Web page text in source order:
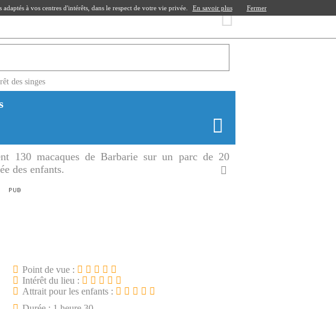
des singes
130 macaques de Barbarie sur un parc de 20
des enfants.
Point de vue :
Intérêt du lieu :
Attrait pour les enfants :
à vos centres d'intérêts, dans le respect de votre vie privée. En savoir plus Fermer